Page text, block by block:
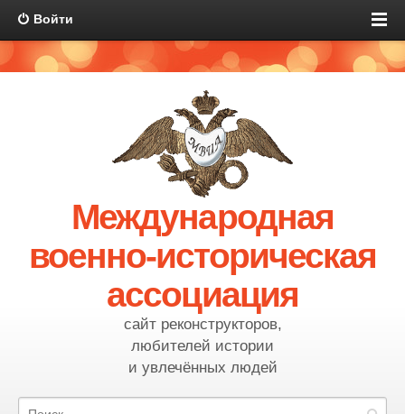
Войти
Международная
военно-историческая
ассоциация
сайт реконструкторов,
любителей истории
и увлечённых людей